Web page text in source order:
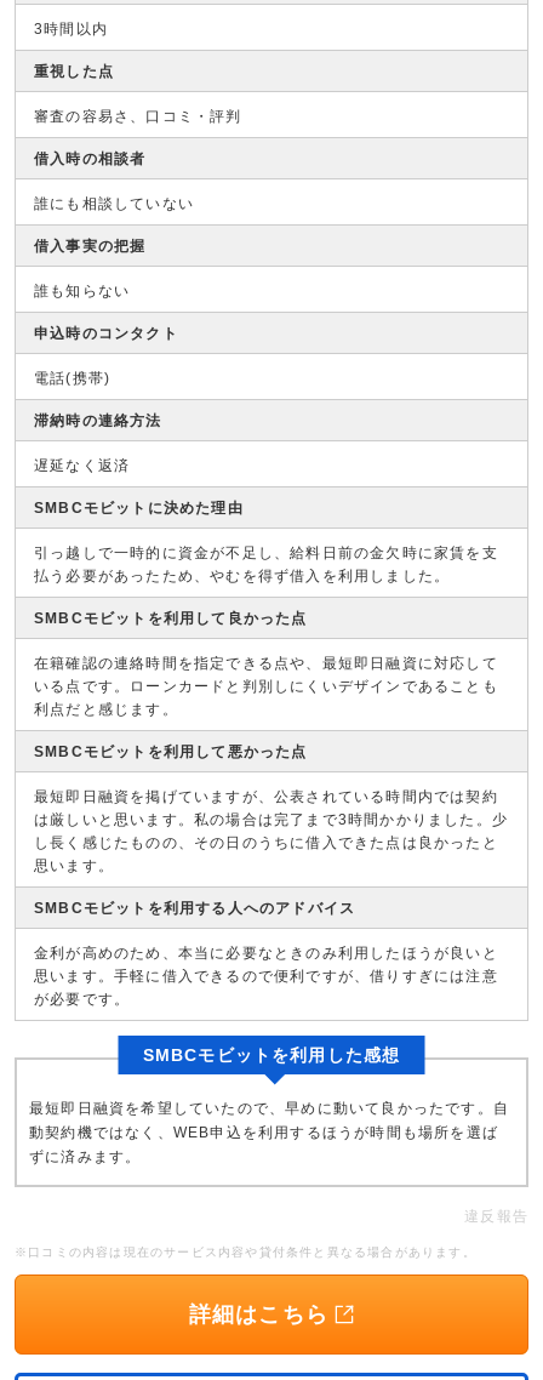
3時間以内
重視した点
審査の容易さ、口コミ・評判
借入時の相談者
誰にも相談していない
借入事実の把握
誰も知らない
申込時のコンタクト
電話(携帯)
滞納時の連絡方法
遅延なく返済
SMBCモビットに決めた理由
引っ越しで一時的に資金が不足し、給料日前の金欠時に家賃を支
払う必要があったため、やむを得ず借入を利用しました。
SMBCモビットを利用して良かった点
在籍確認の連絡時間を指定できる点や、最短即日融資に対応して
いる点です。ローンカードと判別しにくいデザインであることも
利点だと感じます。
SMBCモビットを利用して悪かった点
最短即日融資を掲げていますが、公表されている時間内では契約
は厳しいと思います。私の場合は完了まで3時間かかりました。少
し長く感じたものの、その日のうちに借入できた点は良かったと
思います。
SMBCモビットを利用する人へのアドバイス
金利が高めのため、本当に必要なときのみ利用したほうが良いと
思います。手軽に借入できるので便利ですが、借りすぎには注意
が必要です。
SMBCモビットを利用した感想
最短即日融資を希望していたので、早めに動いて良かったです。自
動契約機ではなく、WEB申込を利用するほうが時間も場所を選ば
ずに済みます。
違反報告
※口コミの内容は現在のサービス内容や貸付条件と異なる場合があります。
詳細はこちら